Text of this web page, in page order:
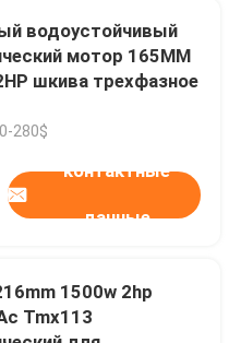
водоустойчивый
мотор 165MM
шкива трехфазное
280$
контактные
данные
1500w 2hp
Tmx113